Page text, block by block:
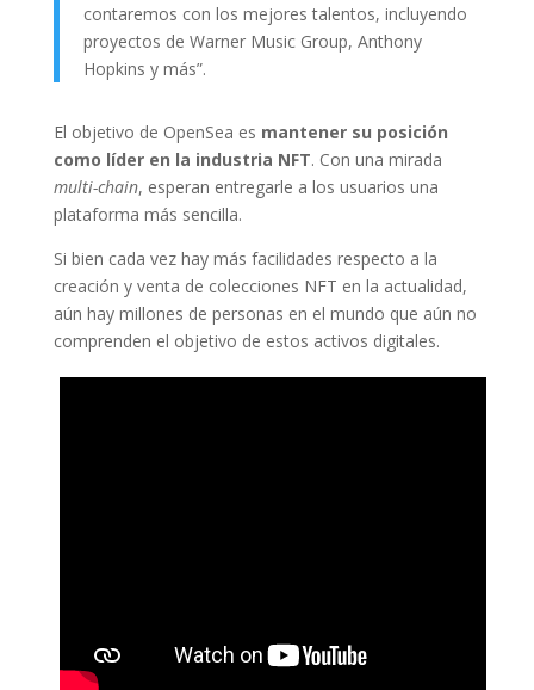
contaremos con los mejores talentos, incluyendo
proyectos de Warner Music Group, Anthony
Hopkins y más”.
El objetivo de OpenSea es mantener su posición
como líder en la industria NFT. Con una mirada
multi-chain, esperan entregarle a los usuarios una
plataforma más sencilla.
Si bien cada vez hay más facilidades respecto a la
creación y venta de colecciones NFT en la actualidad,
aún hay millones de personas en el mundo que aún no
comprenden el objetivo de estos activos digitales.